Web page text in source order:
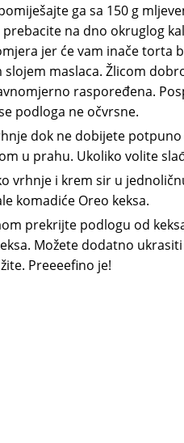
ga sa 150 g
na dno okruglog
jer će vam inače torta
slojem maslaca. Žlicom
raspoređena.
podloga ne očvrsne.
dok ne dobijete
u prahu. Ukoliko volite
vrhnje i krem sir u
komadiće Oreo keksa.
prekrijte podlogu od
Možete dodatno
Preeeefino je!